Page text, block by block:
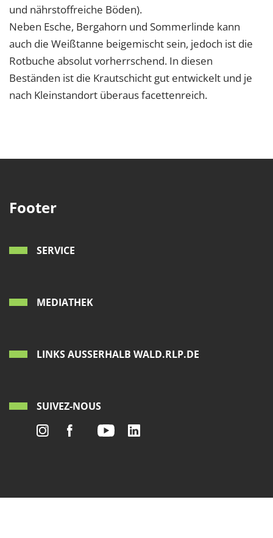
und nährstoffreiche Böden).
Neben Esche, Bergahorn und Sommerlinde kann
auch die Weißtanne beigemischt sein, jedoch ist die
Rotbuche absolut vorherrschend. In diesen
Beständen ist die Krautschicht gut entwickelt und je
nach Kleinstandort überaus facettenreich.
Footer
SERVICE
MEDIATHEK
LINKS AUSSERHALB WALD.RLP.DE
SUIVEZ-NOUS